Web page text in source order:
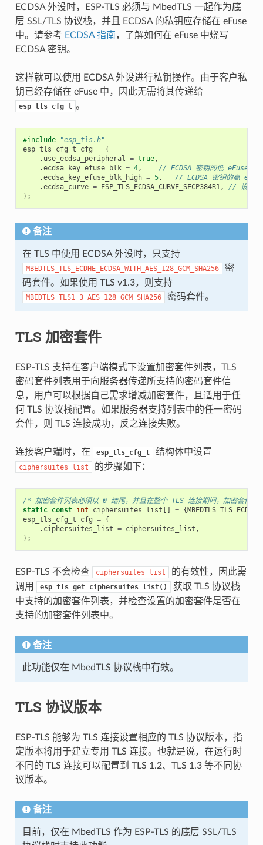
ECDSA 外设时，ESP-TLS 必须与 MbedTLS 一起作为底
层 SSL/TLS 协议栈，并且 ECDSA 的私钥应存储在 eFuse
中。请参考 ECDSA 指南，了解如何在 eFuse 中烧写
ECDSA 密钥。
这样就可以使用 ECDSA 外设进行私钥操作。由于客户私
钥已经存储在 eFuse 中，因此无需将其传递给
esp_tls_cfg_t 。
#include
"esp_tls.h"
esp_tls_cfg_t
cfg = {
. use_ecdsa_peripheral = true,
.ecdsa_key_efuse_blk = 4,
// ECDSA 密钥的低 eFuse 块
.ecdsa_key_efuse_blk_high = 5,
// ECDSA 密钥的高
.ecdsa_curve = ESP_TLS_ECDSA_CURVE_SECP384R1,
// 设置为
};
备注
在 TLS 中使用 ECDSA 外设时，只支持
MBEDTLS_TLS_ECDHE_ECDSA_WITH_AES_128_GCM_SHA256
密
码套件。如果使用 TLS v1.3，则支持
MBEDTLS_TLS1_3_AES_128_GCM_SHA256 密码套件。
TLS 加密套件
ESP-TLS 支持在客户端模式下设置加密套件列表，TLS
密码套件列表用于向服务器传递所支持的密码套件信
息，用户可以根据自己需求增减加密套件，且适用于任
何 TLS 协议栈配置。如果服务器支持列表中的任一密码
套件，则 TLS 连接成功，反之连接失败。
连接客户端时，在 esp_tls_cfg_t 结构体中设置
ciphersuites_list 的步骤如下：
/* 加密套件列表必须以 0 结尾，并且在整个 TLS 连接期间，加密套件的
static const int ciphersuites_list [] = {
esp_tls_cfg_t
cfg = {
. ciphersuites_list = ciphersuites_list ,
};
ESP-TLS 不会检查 ciphersuites_list
的有效性，因此需
调用
esp_tls_get_ciphersuites_list()
获取 TLS 协议栈
中支持的加密套件列表，并检查设置的加密套件是否在
支持的加密套件列表中。
备注
此功能仅在 MbedTLS 协议栈中有效。
TLS 协议版本
ESP-TLS 能够为 TLS 连接设置相应的 TLS 协议版本，指
定版本将用于建立专用 TLS 连接。也就是说，在运行时
不同的 TLS 连接可以配置到 TLS 1.2、TLS 1.3 等不同协
议版本。
备注
目前，仅在 MbedTLS 作为 ESP-TLS 的底层 SSL/TLS